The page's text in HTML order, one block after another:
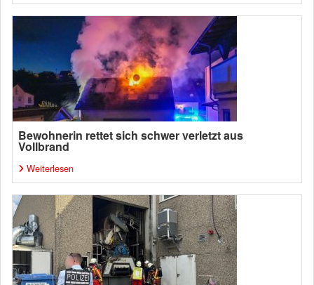
Bewohnerin rettet sich schwer verletzt aus
Vollbrand
Weiterlesen